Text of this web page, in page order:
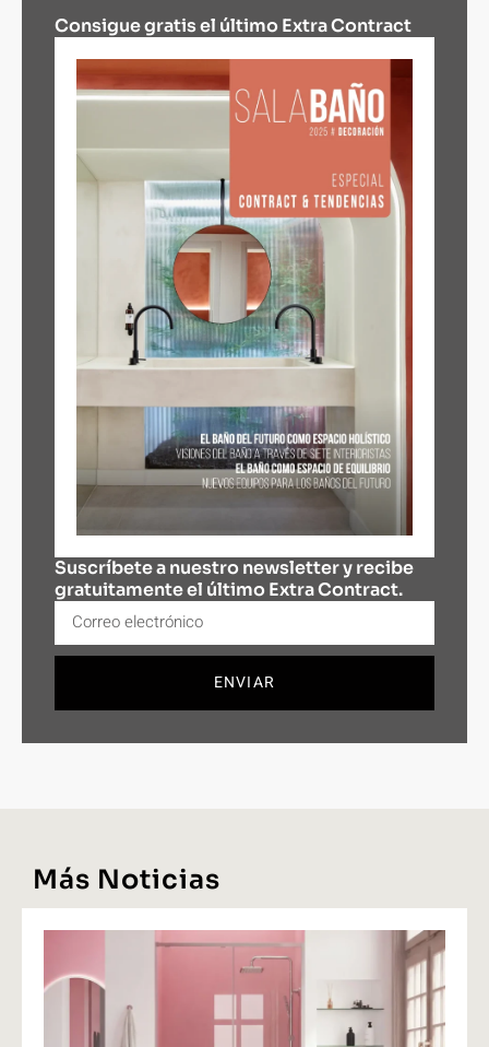
Consigue gratis el último Extra Contract
Suscríbete a nuestro newsletter y recibe
gratuitamente el último Extra Contract.
ENVIAR
Más Noticias